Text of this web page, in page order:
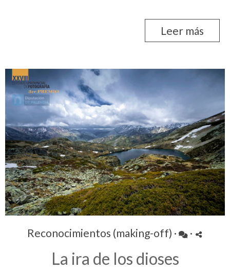
Leer más
Reconocimientos (making-off) · ·
La ira de los dioses